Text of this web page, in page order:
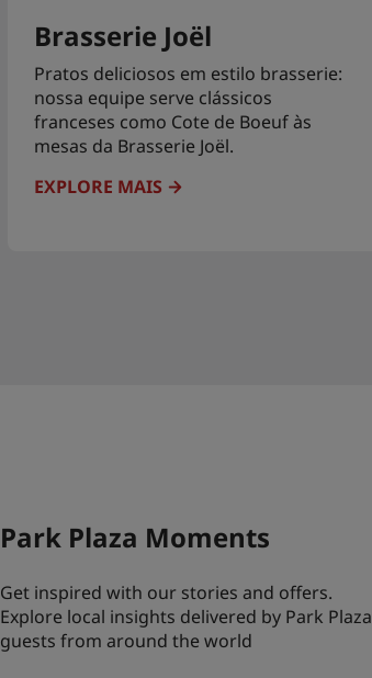
Brasserie Joël
Pratos deliciosos em estilo brasserie:
nossa equipe serve clássicos
franceses como Cote de Boeuf às
mesas da Brasserie Joël.
EXPLORE MAIS
Park Plaza Moments
Get inspired with our stories and offers.
Explore local insights delivered by Park Plaza
guests from around the world